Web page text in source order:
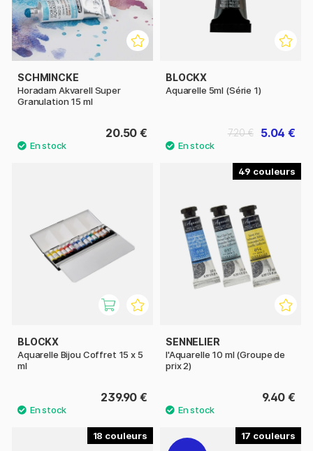
SCHMINCKE
Horadam Akvarell Super
Granulation 15 ml
20.50 €
BLOCKX
Aquarelle 5ml (Série 1)
5.04 €
7.20 €
BLOCKX
Aquarelle Bijou Coffret 15 x 5
ml
239.90 €
49
SENNELIER
l'Aquarelle 10 ml (Groupe de
prix 2)
9.40 €
18 17